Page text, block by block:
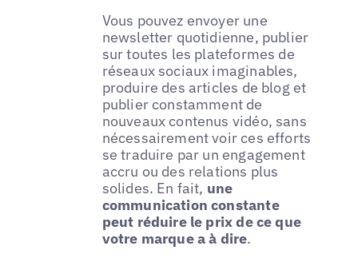
Vous pouvez envoyer une
newsletter quotidienne, publier
sur toutes les plateformes de
réseaux sociaux imaginables,
produire des articles de blog et
publier constamment de
nouveaux contenus vidéo, sans
nécessairement voir ces efforts
se traduire par un engagement
accru ou des relations plus
solides. En fait, une
communication constante
peut réduire le prix de ce que
votre marque a à dire.